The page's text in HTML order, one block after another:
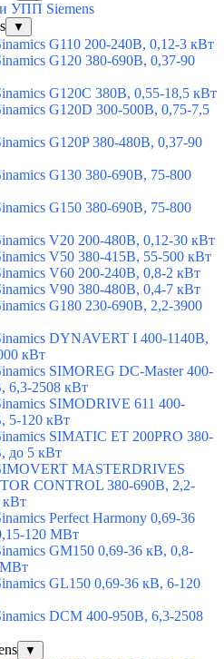
УПП Siemens
▼
G110 200-240В, 0,12-3 кВт
G120 380-690В, 0,37-90
G120C 380В, 0,55-18,5 кВт
G120D 300-500В, 0,75-7,5
G120P 380-480В, 0,37-90
G130 380-690В, 75-800
G150 380-690В, 75-800
V20 200-480В, 0,12-30 кВт
V50 380-415В, 55-500 кВт
V60 200-240В, 0,8-2 кВт
V90 380-480В, 0,4-7 кВт
G180 230-690В, 2,2-3900
DYNAVERT I 400-1140В,
кВт
SIMOREG DC-Master 400-
6,3-2508 кВт
SIMODRIVE 611 400-
5-120 кВт
SIMATIC ET 200PRO 380-
до 5 кВт
MASTERDRIVES
CONTROL 380-690В, 2,2-
кВт
Perfect Harmony 0,69-36
120 МВт
GM150 0,69-36 кВ, 0,8-
МВт
GL150 0,69-36 кВ, 6-120
DCM 400-950В, 6,3-2508
▼